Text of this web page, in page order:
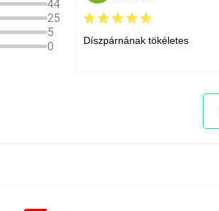
44
25
5
0 Díszpárnának tökéletes